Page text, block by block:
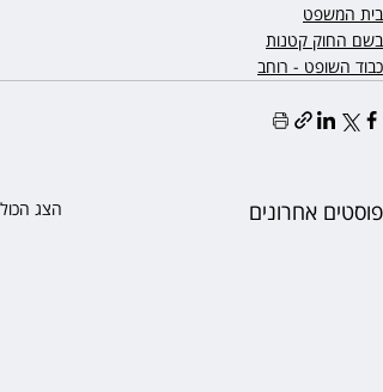
בית המשפט
בשם החוק קטנות
כבוד השופט - רוחב
פוסטים אחרונים הצג הכול